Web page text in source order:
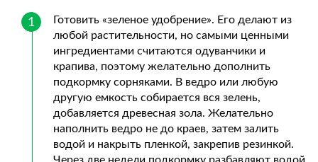
Готовить «зеленое удобрение». Его делают из
любой растительности, но самыми ценными
ингредиентами считаются одуванчики и
крапива, поэтому желательно дополнить
подкормку сорняками. В ведро или любую
другую емкость собирается вся зелень,
добавляется древесная зола. Желательно
наполнить ведро не до краев, затем залить
водой и накрыть пленкой, закрепив резинкой.
Через две недели подкормку разбавляют водой